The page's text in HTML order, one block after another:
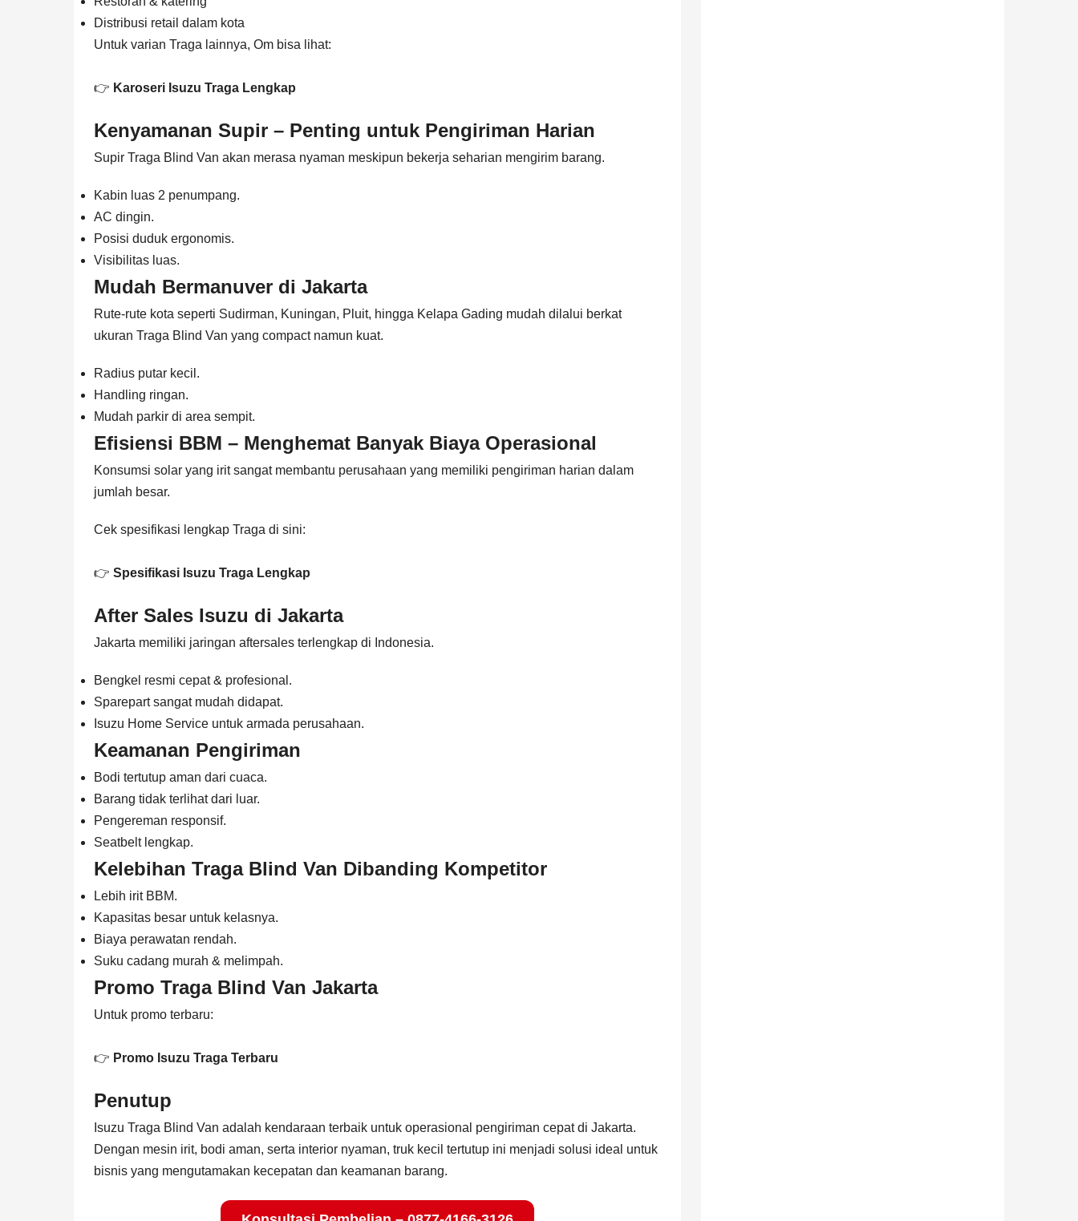
Distribusi retail dalam kota
Untuk varian Traga lainnya, Om bisa lihat:
👉 Karoseri Isuzu Traga Lengkap
Kenyamanan Supir – Penting untuk Pengiriman Harian
Supir Traga Blind Van akan merasa nyaman meskipun bekerja seharian mengirim barang.
Kabin luas 2 penumpang.
AC dingin.
Posisi duduk ergonomis.
Visibilitas luas.
Mudah Bermanuver di Jakarta
Rute-rute kota seperti Sudirman, Kuningan, Pluit, hingga Kelapa Gading mudah dilalui berkat
ukuran Traga Blind Van yang compact namun kuat.
Radius putar kecil.
Handling ringan.
Mudah parkir di area sempit.
Efisiensi BBM – Menghemat Banyak Biaya Operasional
Konsumsi solar yang irit sangat membantu perusahaan yang memiliki pengiriman harian dalam
jumlah besar.
Cek spesifikasi lengkap Traga di sini:
👉 Spesifikasi Isuzu Traga Lengkap
After Sales Isuzu di Jakarta
Jakarta memiliki jaringan aftersales terlengkap di Indonesia.
Bengkel resmi cepat & profesional.
Sparepart sangat mudah didapat.
Isuzu Home Service untuk armada perusahaan.
Keamanan Pengiriman
Bodi tertutup aman dari cuaca.
Barang tidak terlihat dari luar.
Pengereman responsif.
Seatbelt lengkap.
Kelebihan Traga Blind Van Dibanding Kompetitor
Lebih irit BBM.
Kapasitas besar untuk kelasnya.
Biaya perawatan rendah.
Suku cadang murah & melimpah.
Promo Traga Blind Van Jakarta
Untuk promo terbaru:
👉 Promo Isuzu Traga Terbaru
Penutup
Isuzu Traga Blind Van adalah kendaraan terbaik untuk operasional pengiriman cepat di Jakarta.
Dengan mesin irit, bodi aman, serta interior nyaman, truk kecil tertutup ini menjadi solusi ideal untuk
bisnis yang mengutamakan kecepatan dan keamanan barang.